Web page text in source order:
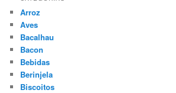
Arroz
Aves
Bacalhau
Bacon
Bebidas
Berinjela
Biscoitos